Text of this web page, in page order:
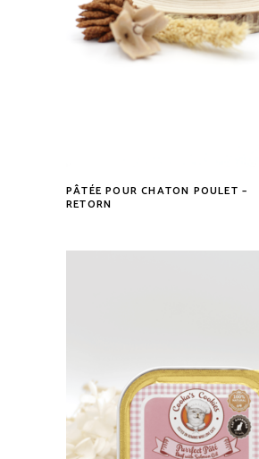
PÂTÉE POUR CHATON POULET –
RETORN